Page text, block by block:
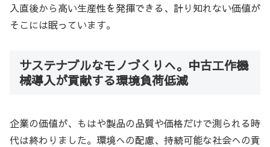
入直後から高い生産性を発揮できる、計り知れない価値が
そこには眠っています。
サステナブルなモノづくりへ。中古工作機
械導入が貢献する環境負荷低減
企業の価値が、もはや製品の品質や価格だけで測られる時
代は終わりました。環境への配慮、持続可能な社会への貢